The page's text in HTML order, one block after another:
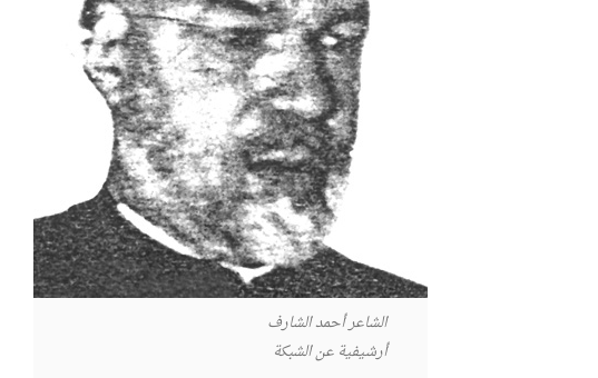
الشاعر أحمد الشارف
أرشيفية عن الشبكة